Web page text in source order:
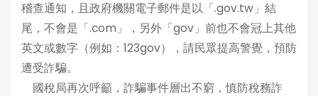
稽查通知，且政府機關電子郵件是以「.gov.tw」結
尾，不會是「.com」，另外「gov」前也不會冠上其他
英文或數字（例如：123gov），請民眾提高警覺，預防
遭受詐騙。
國稅局再次呼籲，詐騙事件層出不窮，慎防稅務詐